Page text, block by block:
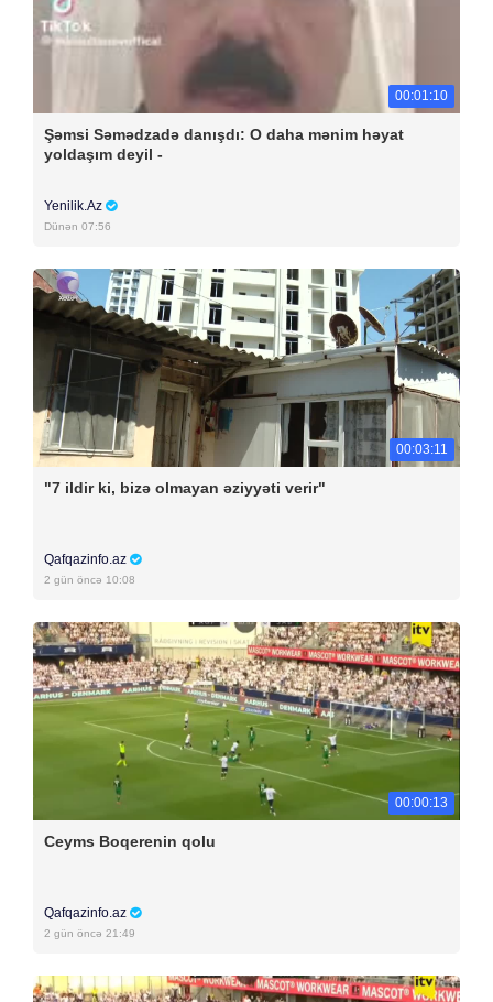
00:01:10
Şəmsi Səmədzadə danışdı: O daha mənim həyat
yoldaşım deyil -
Yenilik.Az
Dünən 07:56
00:03:11
"7 ildir ki, bizə olmayan əziyyəti verir"
Qafqazinfo.az
2 gün öncə 10:08
00:00:13
Ceyms Boqerenin qolu
Qafqazinfo.az
2 gün öncə 21:49